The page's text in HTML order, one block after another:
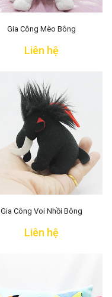
Gia Công Mèo Bông
Liên hệ
Gia Công Voi Nhồi Bông
Liên hệ